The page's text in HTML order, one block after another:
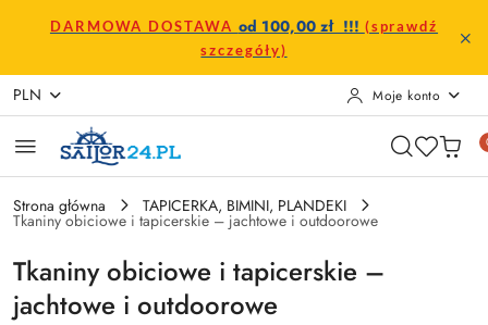
Przejdź do treści głównej
Przejdź do wyszukiwarki
Przejdź do moje konto
Przejdź do menu głównego
Przejdź do stopki
DARMOWA DOSTAWA od 100,00 zł !!! (sprawdź
szczegóły)
PLN Moje konto
Strona główna TAPICERKA, BIMINI, PLANDEKI
Tkaniny obiciowe i tapicerskie – jachtowe i outdoorowe
Tkaniny obiciowe i tapicerskie –
jachtowe i outdoorowe